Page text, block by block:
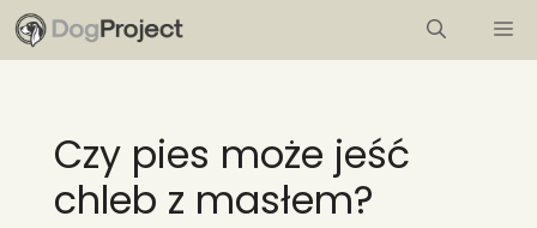
Przejdź
do
Czy pies może jeść
chleb z masłem?